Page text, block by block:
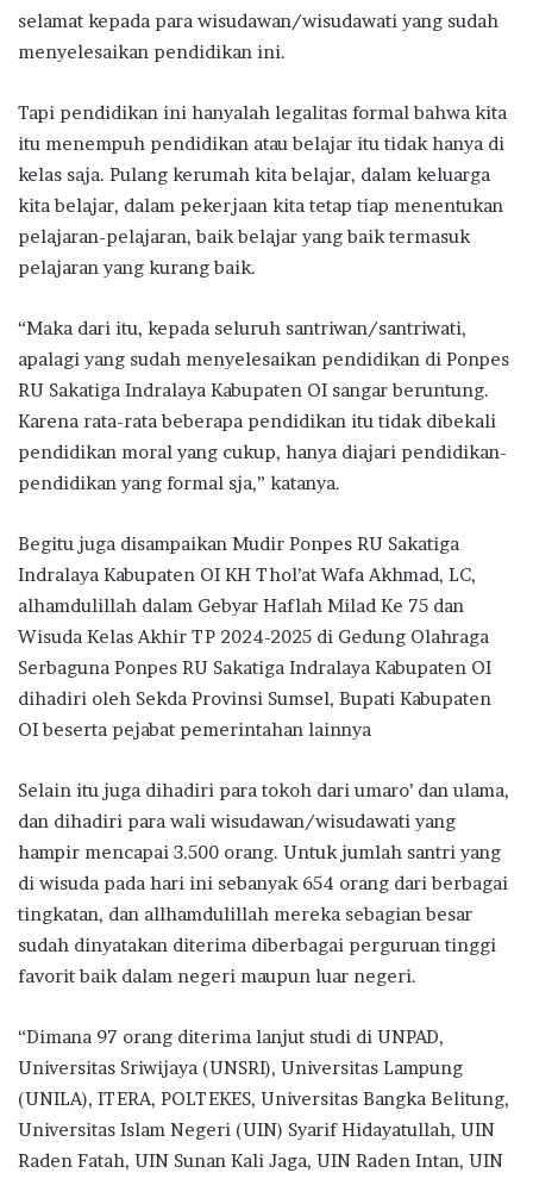
selamat kepada para wisudawan/wisudawati yang sudah
menyelesaikan pendidikan ini.
Tapi pendidikan ini hanyalah legalitas formal bahwa kita
itu menempuh pendidikan atau belajar itu tidak hanya di
kelas saja. Pulang kerumah kita belajar, dalam keluarga
kita belajar, dalam pekerjaan kita tetap tiap menentukan
pelajaran-pelajaran, baik belajar yang baik termasuk
pelajaran yang kurang baik.
“Maka dari itu, kepada seluruh santriwan/santriwati,
apalagi yang sudah menyelesaikan pendidikan di Ponpes
RU Sakatiga Indralaya Kabupaten OI sangar beruntung.
Karena rata-rata beberapa pendidikan itu tidak dibekali
pendidikan moral yang cukup, hanya diajari pendidikan-
pendidikan yang formal sja,” katanya.
Begitu juga disampaikan Mudir Ponpes RU Sakatiga
Indralaya Kabupaten OI KH Thol’at Wafa Akhmad, LC,
alhamdulillah dalam Gebyar Haflah Milad Ke 75 dan
Wisuda Kelas Akhir TP 2024-2025 di Gedung Olahraga
Serbaguna Ponpes RU Sakatiga Indralaya Kabupaten OI
dihadiri oleh Sekda Provinsi Sumsel, Bupati Kabupaten
OI beserta pejabat pemerintahan lainnya
Selain itu juga dihadiri para tokoh dari umaro’ dan ulama,
dan dihadiri para wali wisudawan/wisudawati yang
hampir mencapai 3.500 orang. Untuk jumlah santri yang
di wisuda pada hari ini sebanyak 654 orang dari berbagai
tingkatan, dan allhamdulillah mereka sebagian besar
sudah dinyatakan diterima diberbagai perguruan tinggi
favorit baik dalam negeri maupun luar negeri.
“Dimana 97 orang diterima lanjut studi di UNPAD,
Universitas Sriwijaya (UNSRI), Universitas Lampung
(UNILA), ITERA, POLTEKES, Universitas Bangka Belitung,
Universitas Islam Negeri (UIN) Syarif Hidayatullah, UIN
Raden Fatah, UIN Sunan Kali Jaga, UIN Raden Intan, UIN